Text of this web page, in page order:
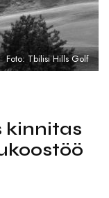
Foto: Tbilisi Hills Golf
kinnitas